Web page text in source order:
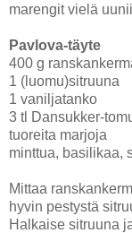
marengit vielä
Pavlova-täyte
400 g
1 (luomu)sitruuna
1 vaniljatanko
3 tl Dansukker-
tuoreita marjoja
minttua, basilikaa,
Mittaa
hyvin pestystä
Halkaise sitruuna